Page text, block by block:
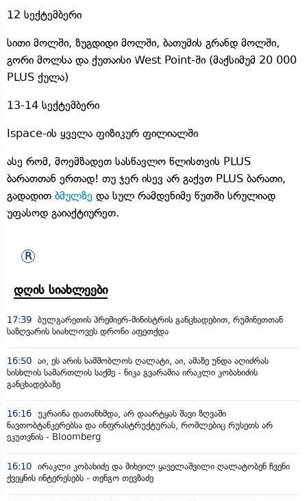
12 სექტემბერი
სითი მოლში, ზუგდიდი მოლში, ბათუმის გრანდ მოლში,
გორი მოლსა და ქუთაისი West Point-ში (მაქსიმუმ 20 000
PLUS ქულა)
13-14 სექტემბერი
Ispace-ის ყველა ფიზიკურ ფილიალში
ასე რომ, მოემზადეთ სასწავლო წლისთვის PLUS
ბარათთან ერთად! თუ ჯერ ისევ არ გაქვთ PLUS ბარათი,
გადადით ბმულზე და სულ რამდენიმე წუთში სრულიად
უფასოდ გაიაქტიურეთ.
დღის სიახლეები
17:39 ბულგარეთის პრემიერ-მინისტრის განცხადებით, რუმინეთთან
საზღვარის სიახლოვეს დრონი აფეთქდა
16:50 აი, ეს არის სამშობლოს ღალატი, აი, ამაზე უნდა აღიძრას
სისხლის სამართლის საქმე - ნიკა გვარამია ირაკლი კობახიძის
განცხადებაზე
16:16 უკრაინა დათანხმდა, არ დაარტყას შავი ზღვაში
ნავთობტანკერებსა და ინფრასტრუქტურას, რომლებიც რუსეთს არ
ეკუთვნის - Bloomberg
16:10 ირაკლი კობახიძე და მიხეილ ყაველაშვილი ღალატობენ ჩვენი
ქვეყნის ინტერესებს - თენგო თევზაძე